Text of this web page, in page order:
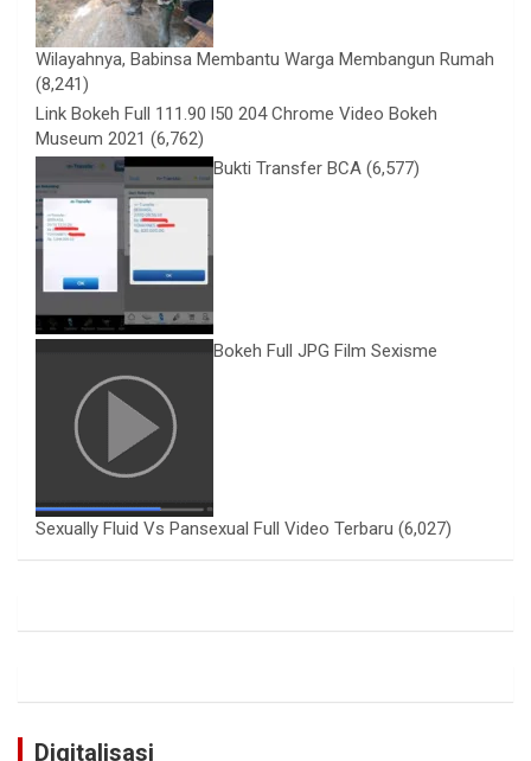
Wilayahnya, Babinsa Membantu Warga Membangun Rumah
(8,241)
Link Bokeh Full 111.90 l50 204 Chrome Video Bokeh
Museum 2021 (6,762)
Bukti Transfer BCA (6,577)
Bokeh Full JPG Film Sexisme
Sexually Fluid Vs Pansexual Full Video Terbaru (6,027)
Digitalisasi